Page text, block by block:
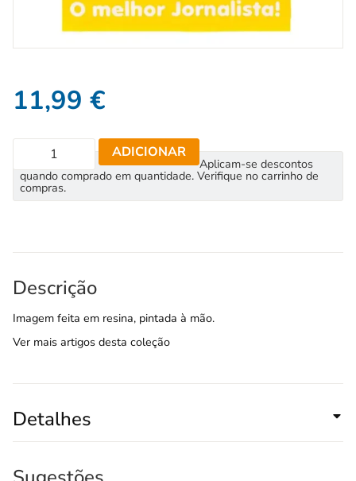
11,99 €
ADICIONAR
Aplicam-se descontos
quando comprado em quantidade. Verifique no carrinho de
compras.
Descrição
Imagem feita em resina, pintada à mão.
Ver mais artigos desta coleção
Detalhes